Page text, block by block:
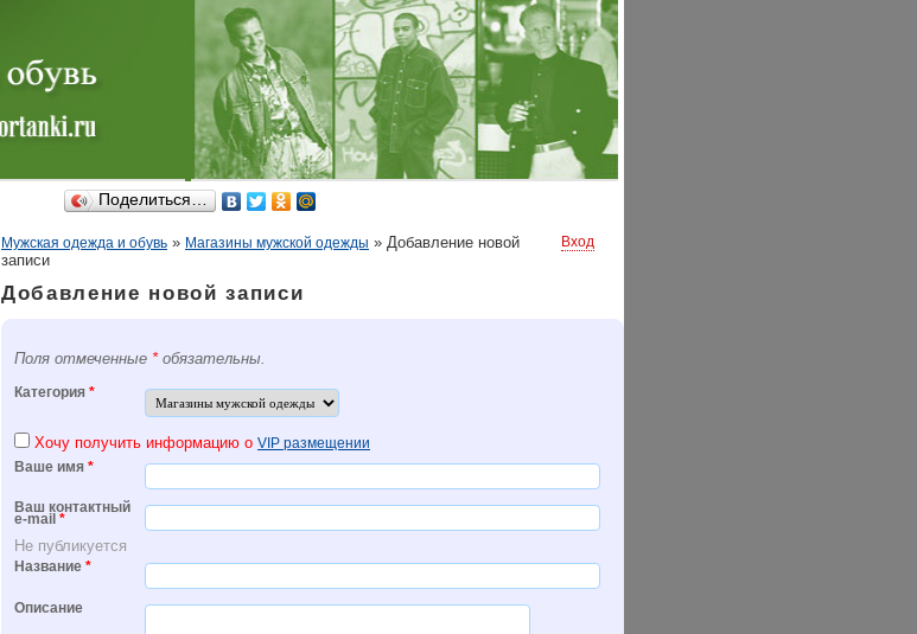
Поделиться…
Мужская одежда и обувь » Магазины мужской одежды » Добавление новой
записи
Вход
Добавление новой записи
Поля отмеченные *обязательны.
Категория *
Хочу получить информацию о VIP размещении
Ваше имя *
Ваш контактный
e-mail *
Не публикуется
Название *
Описание